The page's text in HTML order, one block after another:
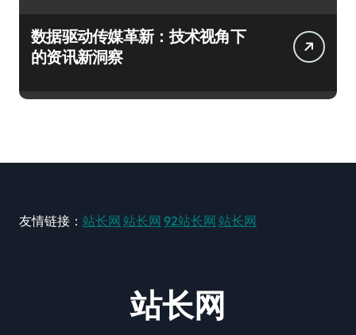
数据驱动传媒革新：技术视角下
的资讯新洞察
友情链接： 站长网 站长网 92站长网 站长网
站长网